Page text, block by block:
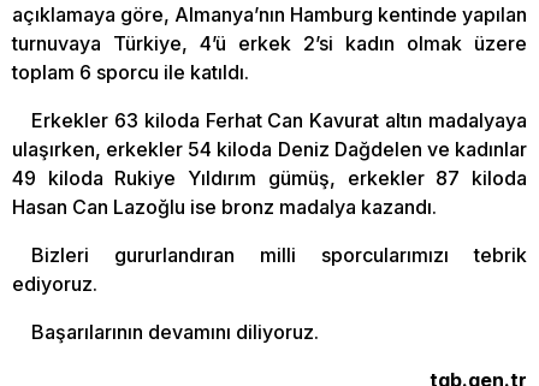
açıklamaya göre, Almanya’nın Hamburg kentinde yapılan
turnuvaya Türkiye, 4’ü erkek 2’si kadın olmak üzere
toplam 6 sporcu ile katıldı.
Erkekler 63 kiloda Ferhat Can Kavurat altın madalyaya
ulaşırken, erkekler 54 kiloda Deniz Dağdelen ve kadınlar
49 kiloda Rukiye Yıldırım gümüş, erkekler 87 kiloda
Hasan Can Lazoğlu ise bronz madalya kazandı.
Bizleri gururlandıran milli sporcularımızı tebrik
ediyoruz.
Başarılarının devamını diliyoruz.
tgb.gen.tr